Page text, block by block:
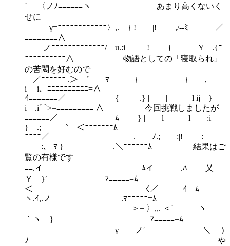
´ 〈ノﾉﾆﾆﾆﾆﾆﾆヽ あまり高くないく
せに
γ=ﾆﾆﾆﾆﾆﾆﾆﾆﾆﾆﾆﾆ〉,.__} ! |! ,/‐‐ﾐ ／
ﾆﾆﾆﾆﾆﾆﾆﾆ∧
ノﾆﾆﾆﾆﾆﾆﾆﾆﾆﾆﾆﾆﾆ/ u.:i | |! { Y .{ﾆ
ﾆﾆﾆﾆﾆﾆﾆﾆﾆﾆ∧ 物語としての「寝取られ」
の苦悶を好むので
／ﾆﾆﾆﾆﾆﾆ .＞ ´￣ ﾏ } | | } ,
i i、ﾆﾆﾆﾆﾆﾆﾆﾆﾆﾆ=∧
ｲﾆﾆﾆﾆﾆﾆﾆ／ { .} | | l ij }
i .i⌒>=ﾆﾆﾆﾆﾆﾆﾆﾆﾆ ∧ 今回挑戦しましたが
ﾆﾆﾆﾆﾆﾆ／ ﾑ } | l l :i
} .; ` ＜ﾆﾆﾆﾆﾆﾆﾆﾑ
ﾆﾆﾆﾆ／ . ﾉ.; :|! :
:、 ﾏ } .＼ﾆﾆﾆﾆﾆﾆﾑ 結果はご
覧の有様です
ﾆﾆ.イ ﾑイ .ﾊ 乂
Ｙ }′ ﾏﾆﾆﾆﾆﾆ=ﾑ
＜ 〈／ ｲ ﾑ
ヽ.ｲ,.ノ .ﾏﾆﾆﾆﾆﾆ=ﾑ
＞= 〉,,. ＜´ ヽ
｀ヽ ｝ ﾏﾆﾆﾆﾆﾆ=ﾑ
γ ノ′ ＼ )
ﾉ や